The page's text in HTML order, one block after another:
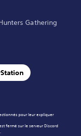
Gathering
pour leur expliquer
fermé sur le serveur Discord